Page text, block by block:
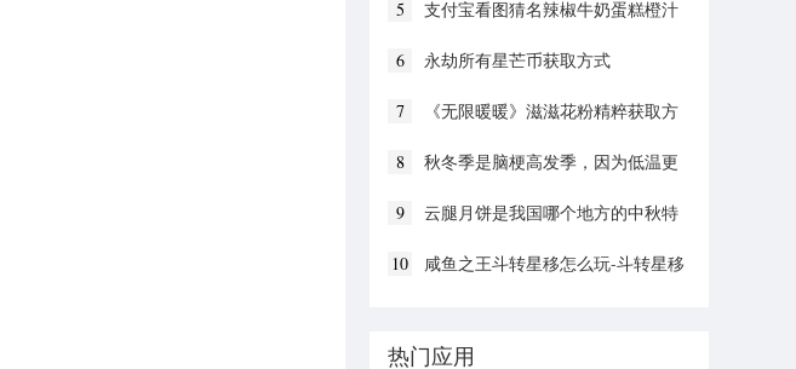
5
支付宝看图猜名辣椒牛奶蛋糕橙汁
6
永劫所有星芒币获取方式
7
《无限暖暖》滋滋花粉精粹获取方
8
秋冬季是脑梗高发季，因为低温更
9
云腿月饼是我国哪个地方的中秋特
10
咸鱼之王斗转星移怎么玩-斗转星移
热门应用